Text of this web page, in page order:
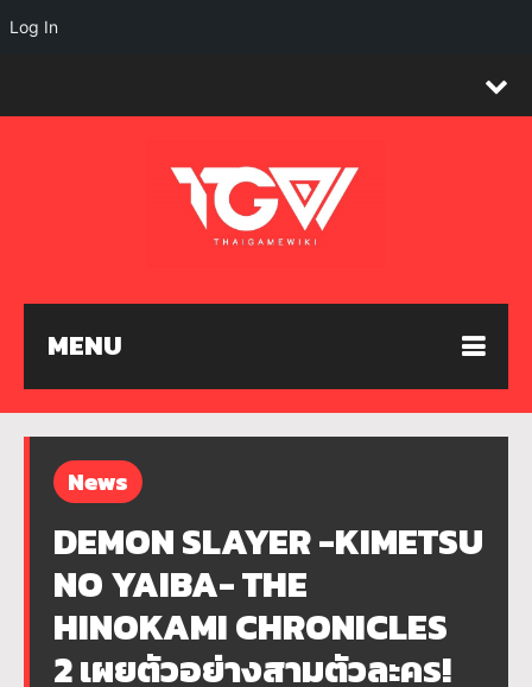
MENU
News
DEMON SLAYER -KIMETSU
NO YAIBA- THE
HINOKAMI CHRONICLES
2 เผยตัวอย่างสามตัวละคร!
Log In